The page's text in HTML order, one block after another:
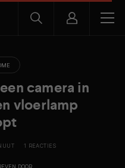
camera in
vloerlamp
1 REACTIES
DOOR